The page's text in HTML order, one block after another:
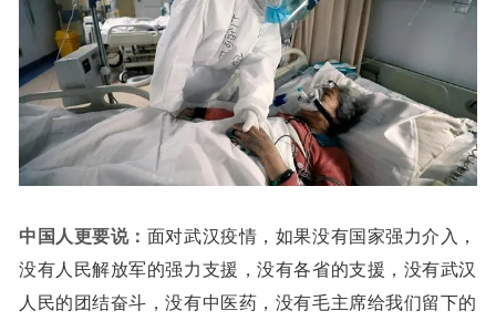
中国人更要说： 面对武汉疫情，如果没有国家强力介入，
没有人民解放军的强力支援，没有各省的支援，没有武汉
人民的团结奋斗，没有中医药，没有毛主席给我们留下的